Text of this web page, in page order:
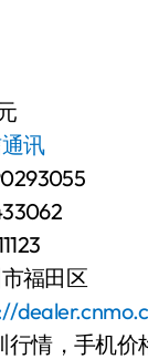
讯
福田区
行情，手机